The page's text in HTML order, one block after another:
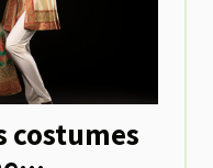
costumes